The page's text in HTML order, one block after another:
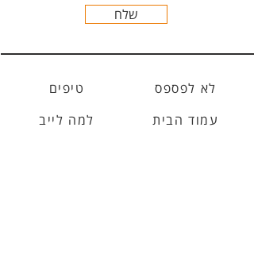
שלח
טיפים
לא לפספס
עמוד הבית
למה לייב